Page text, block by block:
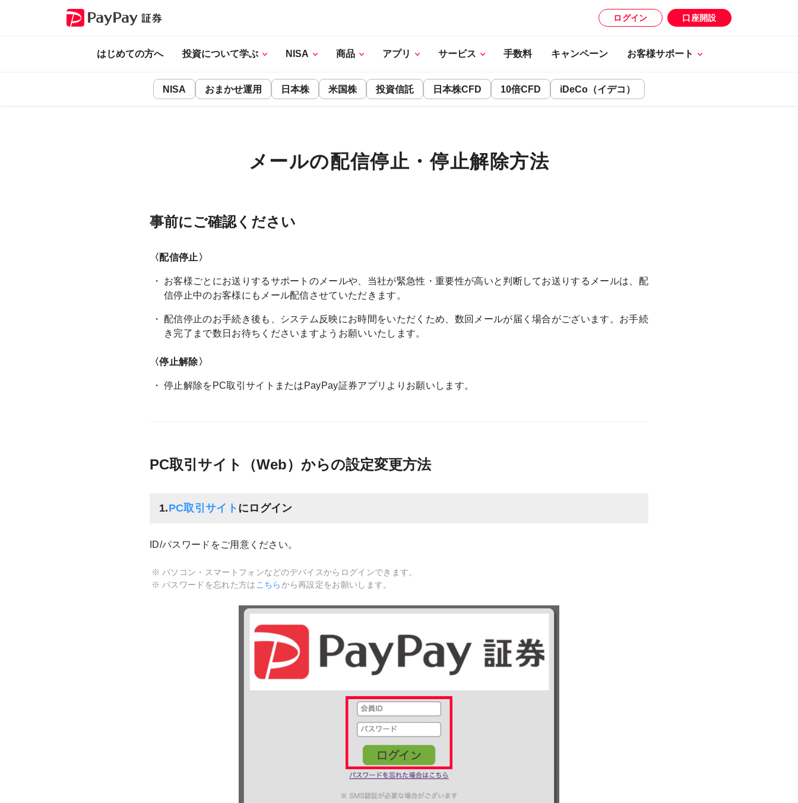
ログイン 口座開設
はじめての方へ 投資について学ぶ NISA 商品 アプリ サービス 手数料 キャンペーン お客様サポート
NISA おまかせ運用 日本株 米国株 投資信託 日本株CFD 10倍CFD iDeCo（イデコ）
メールの配信停止・停止解除方法
事前にご確認ください
〈配信停止〉
お客様ごとにお送りするサポートのメールや、当社が緊急性・重要性が高いと判断してお送りするメールは、配
信停止中のお客様にもメール配信させていただきます。
配信停止のお手続き後も、システム反映にお時間をいただくため、数回メールが届く場合がございます。お手続
き完了まで数日お待ちくださいますようお願いいたします。
〈停止解除〉
停止解除をPC取引サイトまたはPayPay証券アプリよりお願いします。
PC取引サイト（Web）からの設定変更方法
1.PC取引サイト にログイン
ID/パスワードをご用意ください。
パソコン・スマートフォンなどのデバイスからログインできます。
パスワードを忘れた方は こちらから再設定をお願いします。